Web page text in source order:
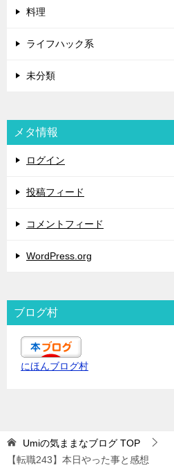
料理
ライフハック系
未分類
メタ情報
ログイン
投稿フィード
コメントフィード
WordPress.org
ブログ村
にほんブログ村
Umiの気ままなブログ TOP
【転職243】本日やった事と感想